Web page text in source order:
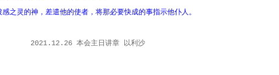
之灵的神，差遣他的使者，将那必要快成的事指示他仆人。
2021.12.26 本会主日讲章 以利沙